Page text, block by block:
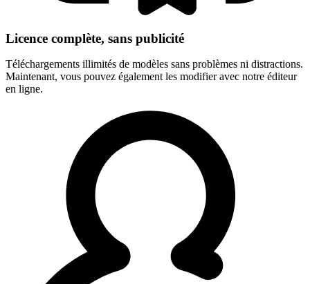
Licence complète, sans publicité
Téléchargements illimités de modèles sans problèmes ni distractions.
Maintenant, vous pouvez également les modifier avec notre éditeur
en ligne.